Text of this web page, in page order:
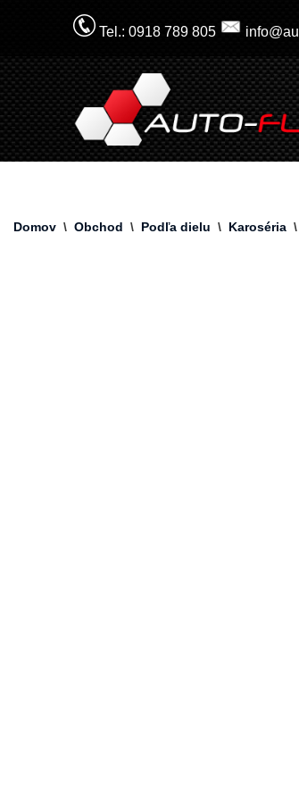
na
obsah
Tel.: 0918 789 805
Domov \ Obchod \ Podľa dielu \ Karoséria \